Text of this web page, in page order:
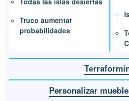
Truco aumentar
probabilidades
Personalizar